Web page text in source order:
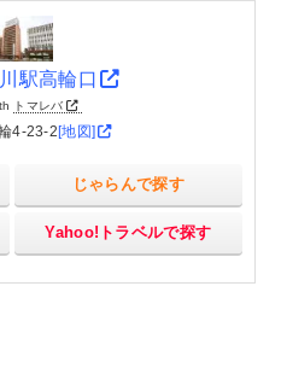
駅高輪口
トマレバ
4-23-2[地図]
じゃらんで探す
Yahoo!トラベルで探す